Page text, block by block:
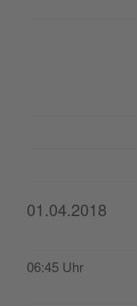
01.04.2018
06:45 Uhr